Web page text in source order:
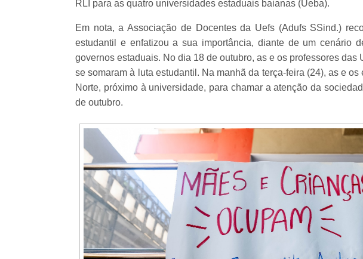
RLI para as quatro universidades estaduais baianas (Ueba).
Em nota, a Associação de Docentes da Uefs (Adufs SSind.)
estudantil e enfatizou a sua importância, diante de um cenário
governos estaduais. No dia 18 de outubro, as e os professores das
se somaram à luta estudantil. Na manhã da terça-feira (24), as e
Norte, próximo à universidade, para chamar a atenção da
de outubro.